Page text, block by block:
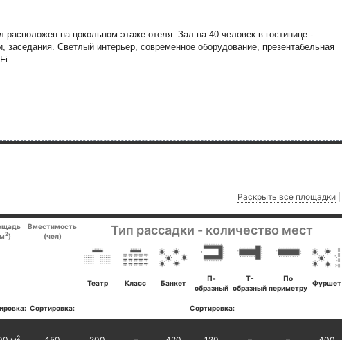
расположен на цокольном этаже отеля. Зал на 40 человек в гостинице -
Светлый интерьер, современное оборудование, презентабельная
Раскрыть все площадки
2)
Вместимость
(чел)
Тип рассадки - количество мест
Театр Класс Банкет
П-
образный
Т-
образный
По
периметру
Фуршет
Сортировка: Сортировка:
2